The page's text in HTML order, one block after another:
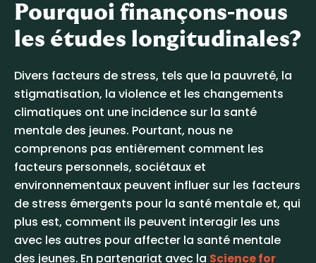
Pourquoi finançons-nous
les études longitudinales?
Divers facteurs de stress, tels que la pauvreté, la
stigmatisation, la violence et les changements
climatiques ont une incidence sur la santé
mentale des jeunes. Pourtant, nous ne
comprenons pas entièrement comment les
facteurs personnels, sociétaux et
environnementaux peuvent influer sur les facteurs
de stress émergents pour la santé mentale et, qui
plus est, comment ils peuvent interagir les uns
avec les autres pour affecter la santé mentale
des jeunes. En partenariat avec la Science for